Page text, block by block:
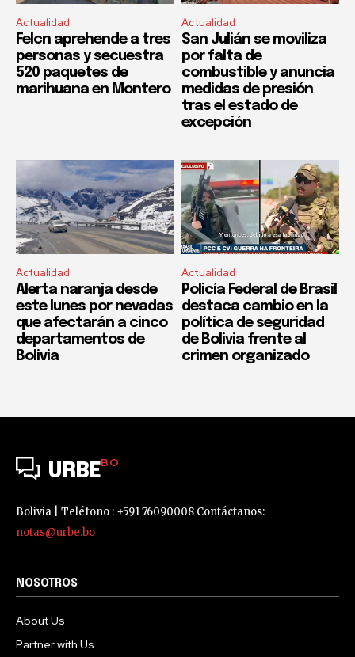
Actualidad
Felcn aprehende a tres
personas y secuestra
520 paquetes de
marihuana en Montero
Actualidad
San Julián se moviliza
por falta de
combustible y anuncia
medidas de presión
tras el estado de
excepción
Actualidad
Alerta naranja desde
este lunes por nevadas
que afectarán a cinco
departamentos de
Bolivia
Actualidad
Policía Federal de Brasil
destaca cambio en la
política de seguridad
de Bolivia frente al
crimen organizado
URBEBO
Bolivia | Teléfono : +591 76090008 Contáctanos:
notas@urbe.bo
NOSOTROS
About Us
Partner with Us